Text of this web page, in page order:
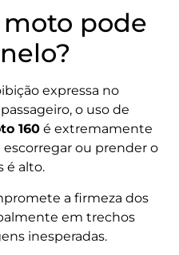
pode
expressa no
o uso de
160 é extremamente
escorregar ou prender o
é alto.
a firmeza dos
em trechos
inesperadas.